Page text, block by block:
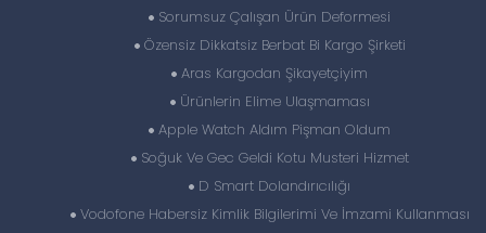
Sorumsuz Çalışan Ürün Deformesi
Özensiz Dikkatsiz Berbat Bi Kargo Şirketi
Aras Kargodan Şikayetçiyim
Ürünlerin Elime Ulaşmaması
Apple Watch Aldım Pişman Oldum
Soğuk Ve Gec Geldi Kotu Musteri Hizmet
D Smart Dolandırıcılığı
Vodofone Habersiz Kimlik Bilgilerimi Ve İmzami Kullanması